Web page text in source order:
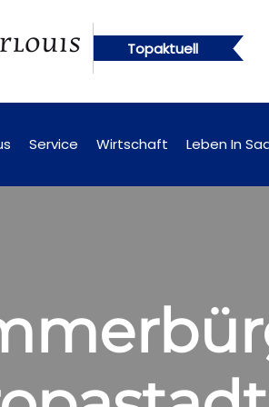
Topaktuell
Bekanntmachungen künftig
Service Wirtschaft Leben In